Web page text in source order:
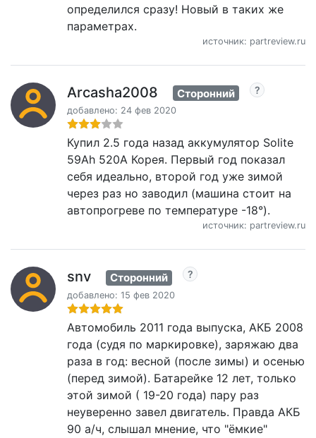
определился сразу! Новый в таких же
параметрах.
источник: partreview.ru
Arcasha2008 Сторонний
добавлено: 24 фев 2020
Купил 2.5 года назад аккумулятор Solite
59Ah 520A Корея. Первый год показал
себя идеально, второй год уже зимой
через раз но заводил (машина стоит на
автопрогреве по температуре -18°).
источник: partreview.ru
snv Сторонний
добавлено: 15 фев 2020
Автомобиль 2011 года выпуска, АКБ 2008
года (судя по маркировке), заряжаю два
раза в год: весной (после зимы) и осенью
(перед зимой). Батарейке 12 лет, только
этой зимой ( 19-20 года) пару раз
неуверенно завел двигатель. Правда АКБ
90 а/ч, слышал мнение, что "ёмкие"